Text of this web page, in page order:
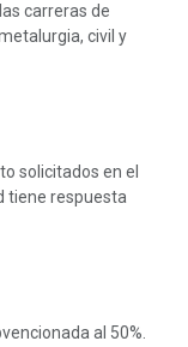
carreras de
civil y
solicitados en el
tiene respuesta
al 50%.